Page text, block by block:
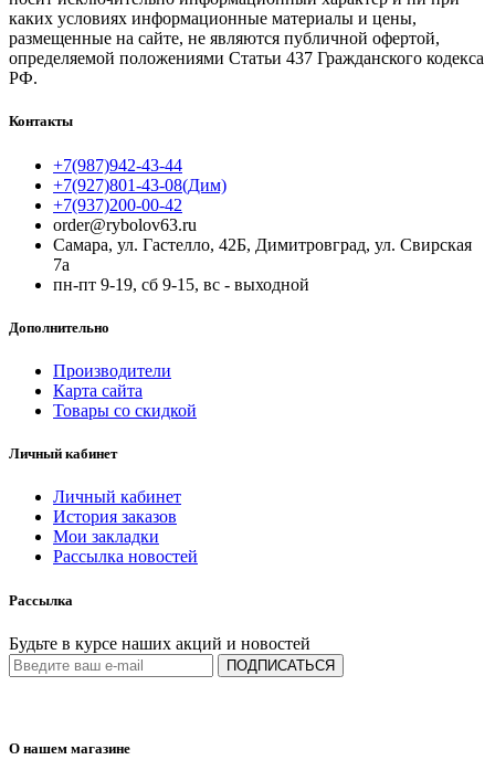
каких условиях информационные материалы и цены,
размещенные на сайте, не являются публичной офертой,
определяемой положениями Статьи 437 Гражданского кодекса
РФ.
Контакты
+7(987)942-43-44
+7(927)801-43-08(Дим)
+7(937)200-00-42
order@rybolov63.ru
Самара, ул. Гастелло, 42Б, Димитровград, ул. Свирская
7а
пн-пт 9-19, сб 9-15, вс - выходной
Дополнительно
Производители
Карта сайта
Товары со скидкой
Личный кабинет
Личный кабинет
История заказов
Мои закладки
Рассылка новостей
Рассылка
Будьте в курсе наших акций и новостей
ПОДПИСАТЬСЯ
О нашем магазине